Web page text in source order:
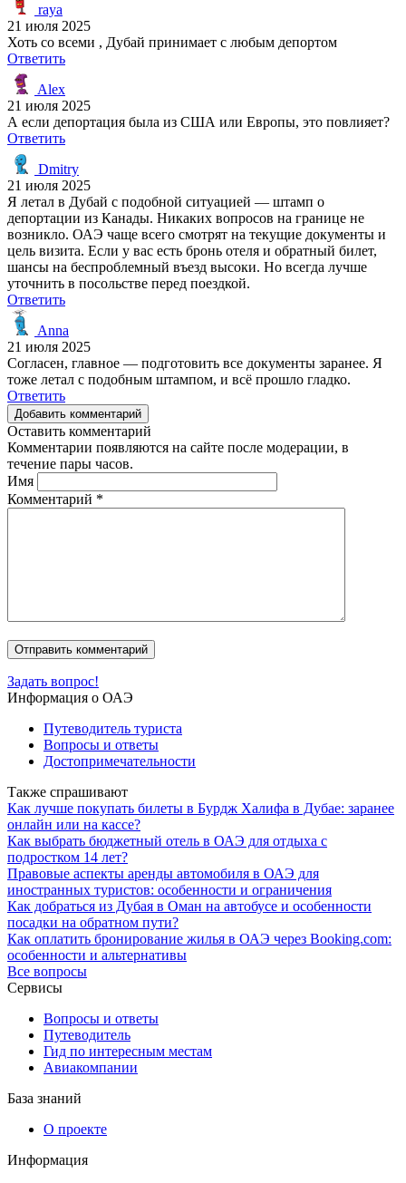
raya
21 июля 2025
Хоть со всеми , Дубай принимает с любым депортом
Ответить
Alex
21 июля 2025
А если депортация была из США или Европы, это повлияет?
Ответить
Dmitry
21 июля 2025
Я летал в Дубай с подобной ситуацией — штамп о
депортации из Канады. Никаких вопросов на границе не
возникло. ОАЭ чаще всего смотрят на текущие документы и
цель визита. Если у вас есть бронь отеля и обратный билет,
шансы на беспроблемный въезд высоки. Но всегда лучше
уточнить в посольстве перед поездкой.
Ответить
Anna
21 июля 2025
Согласен, главное — подготовить все документы заранее. Я
тоже летал с подобным штампом, и всё прошло гладко.
Ответить
Добавить комментарий
Оставить комментарий
Комментарии появляются на сайте после модерации, в
течение пары часов.
Имя
Комментарий *
Задать вопрос!
Информация о ОАЭ
Путеводитель туриста
Вопросы и ответы
Достопримечательности
Также спрашивают
Как лучше покупать билеты в Бурдж Халифа в Дубае: заранее
онлайн или на кассе?
Как выбрать бюджетный отель в ОАЭ для отдыха с
подростком 14 лет?
Правовые аспекты аренды автомобиля в ОАЭ для
иностранных туристов: особенности и ограничения
Как добраться из Дубая в Оман на автобусе и особенности
посадки на обратном пути?
Как оплатить бронирование жилья в ОАЭ через Booking.com:
особенности и альтернативы
Все вопросы
Сервисы
Вопросы и ответы
Путеводитель
Гид по интересным местам
Авиакомпании
База знаний
О проекте
Информация